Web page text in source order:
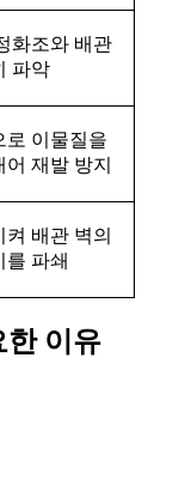
화조와 배관
파악
로 이물질을
재발 방지
배관 벽의
를 파쇄
한 이유